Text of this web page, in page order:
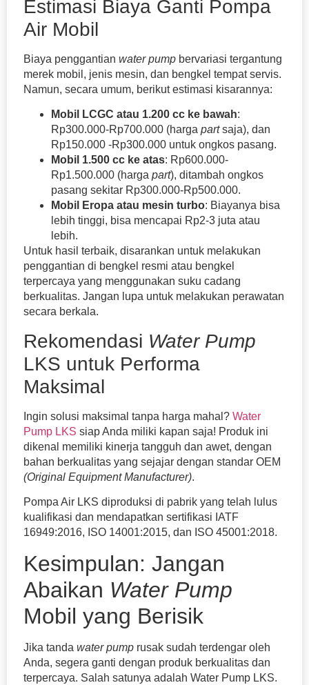
Estimasi Biaya Ganti Pompa
Air Mobil
Biaya penggantian water pump bervariasi tergantung
merek mobil, jenis mesin, dan bengkel tempat servis.
Namun, secara umum, berikut estimasi kisarannya:
Mobil LCGC atau 1.200 cc ke bawah:
Rp300.000-Rp700.000 (harga partsaja), dan
Rp150.000 -Rp300.000 untuk ongkos pasang.
Mobil 1.500 cc ke atas: Rp600.000-
Rp1.500.000 (harga part), ditambah ongkos
pasang sekitar Rp300.000-Rp500.000.
Mobil Eropa atau mesin turbo: Biayanya bisa
lebih tinggi, bisa mencapai Rp2-3 juta atau
lebih.
Untuk hasil terbaik, disarankan untuk melakukan
penggantian di bengkel resmi atau bengkel
terpercaya yang menggunakan suku cadang
berkualitas. Jangan lupa untuk melakukan perawatan
secara berkala.
Rekomendasi Water Pump
LKS untuk Performa
Maksimal
Ingin solusi maksimal tanpa harga mahal? Water
Pump LKS siap Anda miliki kapan saja! Produk ini
dikenal memiliki kinerja tangguh dan awet, dengan
bahan berkualitas yang sejajar dengan standar OEM
(Original Equipment Manufacturer).
Pompa Air LKS diproduksi di pabrik yang telah lulus
kualifikasi dan mendapatkan sertifikasi IATF
16949:2016, ISO 14001:2015, dan ISO 45001:2018.
Kesimpulan: Jangan
Abaikan Water Pump
Mobil yang Berisik
Jika tanda water pump rusak sudah terdengar oleh
Anda, segera ganti dengan produk berkualitas dan
terpercaya. Salah satunya adalah Water Pump LKS.